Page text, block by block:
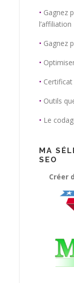
• Gagnez
l’affiliation
• Gagnez
•
•
• Outils
• Le
MA
SEO
Créer